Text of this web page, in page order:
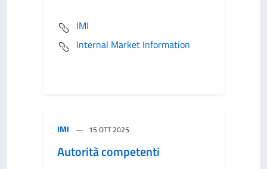
IMI
Internal Market Information
IMI 15 OTT 2025
Autorità competenti